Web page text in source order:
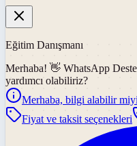
Eğitim Danışmanı
Merhaba! 👋 WhatsApp
yardımcı olabiliriz?
Merhaba, bilgi alabilir
Fiyat ve taksit seçenekleri